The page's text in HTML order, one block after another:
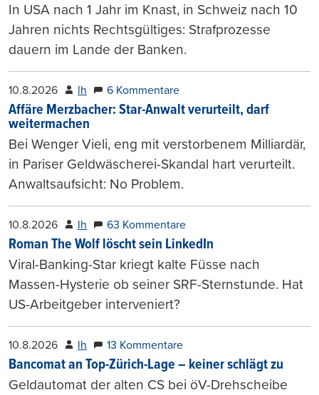
In USA nach 1 Jahr im Knast, in Schweiz nach 10
Jahren nichts Rechtsgültiges: Strafprozesse
dauern im Lande der Banken.
10.8.2026 lh 6 Kommentare
Affäre Merzbacher: Star-Anwalt verurteilt, darf
weitermachen
Bei Wenger Vieli, eng mit verstorbenem Milliardär,
in Pariser Geldwäscherei-Skandal hart verurteilt.
Anwaltsaufsicht: No Problem.
10.8.2026 lh 63 Kommentare
Roman The Wolf löscht sein LinkedIn
Viral-Banking-Star kriegt kalte Füsse nach
Massen-Hysterie ob seiner SRF-Sternstunde. Hat
US-Arbeitgeber interveniert?
10.8.2026 lh 13 Kommentare
Bancomat an Top-Zürich-Lage – keiner schlägt zu
Geldautomat der alten CS bei öV-Drehscheibe